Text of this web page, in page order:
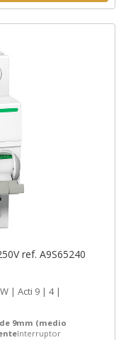
INTERRUPTOR EN CARGA 2P 40A 250V ref. A9S65240
9mm (medio
Interruptor